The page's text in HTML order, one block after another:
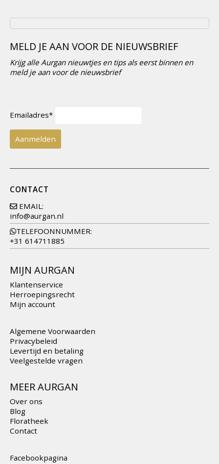
MELD JE AAN VOOR DE NIEUWSBRIEF
Krijg alle Aurgan nieuwtjes en tips als eerst binnen en
meld je aan voor de nieuwsbrief
Emailadres*
CONTACT
EMAIL:
info@aurgan.nl
TELEFOONNUMMER:
+31 614711885
MIJN AURGAN
Klantenservice
Herroepingsrecht
Mijn account
Algemene Voorwaarden
Privacybeleid
Levertijd en betaling
Veelgestelde vragen
MEER AURGAN
Over ons
Blog
Floratheek
Contact
Facebookpagina